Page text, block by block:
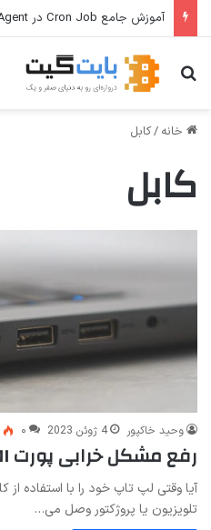
جستجو برای
خانه /کابل
کابل
وحید خاکپور 4 ژوئن 2023 ۰
رفع مشکل خرابی پورت HDMI
تلویزیون یا پروژکتور وصل می…